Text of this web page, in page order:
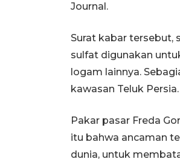
Journal.
Surat kabar tersebut,
sulfat digunakan
logam lainnya.
kawasan Teluk Persia.
Pakar pasar Freda
itu bahwa ancaman
dunia, untuk